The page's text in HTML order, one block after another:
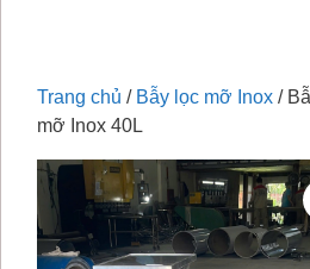
Trang chủ / Bẫy lọc mỡ Inox /
mỡ Inox 40L